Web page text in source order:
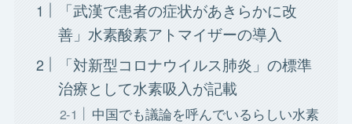
「武漢で患者の症状があきらかに改
善」水素酸素アトマイザーの導入
「対新型コロナウイルス肺炎」の標準
治療として水素吸入が記載
中国でも議論を呼んでいるらしい水素